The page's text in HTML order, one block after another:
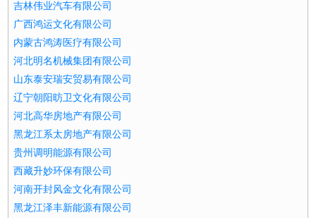
吉林伟业汽车有限公司
广西鸿运文化有限公司
内蒙古鸿涛医疗有限公司
河北明名机械集团有限公司
山东泰安瑞安贸易有限公司
辽宁朝阳昉卫文化有限公司
河北高华房地产有限公司
黑龙江系太房地产有限公司
贵州调明能源有限公司
西藏升妙环保有限公司
河南开封风金文化有限公司
黑龙江泽丰新能源有限公司